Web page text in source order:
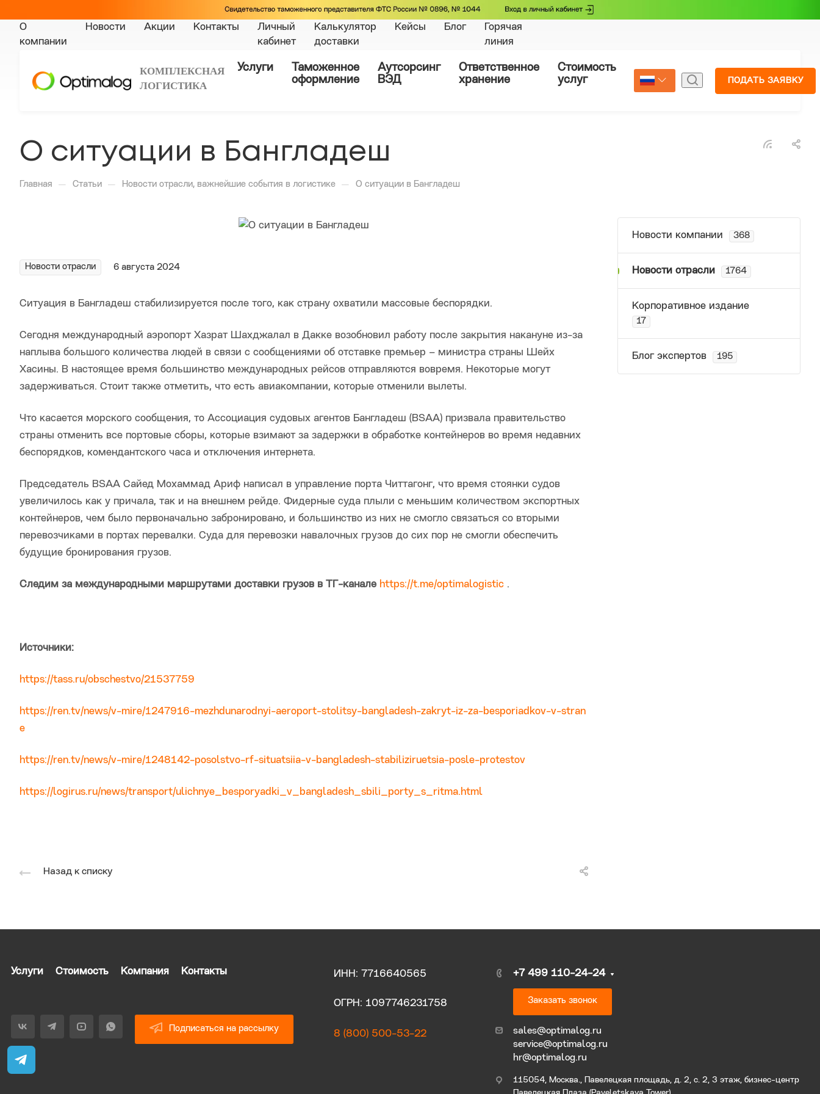
О
компании
Новости Акции Контакты
Личный
кабинет
Калькулятор
доставки
Кейсы Блог
Горячая
линия
КОМПЛЕКСНАЯ
ЛОГИСТИКА
Услуги
Таможенное
оформление
Аутсорсинг
ВЭД
Ответственное
хранение
Стоимость
услуг
Страхование
Select Language
ПОДАТЬ ЗАЯВКУ
О ситуации в Бангладеш
Главная — Статьи — Новости отрасли, важнейшие события в логистике — О ситуации в Бангладеш
Новости отрасли 6 августа 2024
Ситуация в Бангладеш стабилизируется после того, как страну охватили массовые беспорядки.
Сегодня международный аэропорт Хазрат Шахджалал в Дакке возобновил работу после закрытия накануне из-за
наплыва большого количества людей в связи с сообщениями об отставке премьер – министра страны Шейх
Хасины. В настоящее время большинство международных рейсов отправляются вовремя. Некоторые могут
задерживаться. Стоит также отметить, что есть авиакомпании, которые отменили вылеты.
Что касается морского сообщения, то Ассоциация судовых агентов Бангладеш (BSAA) призвала правительство
страны отменить все портовые сборы, которые взимают за задержки в обработке контейнеров во время недавних
беспорядков, комендантского часа и отключения интернета.
Председатель BSAA Сайед Мохаммад Ариф написал в управление порта Читтагонг, что время стоянки судов
увеличилось как у причала, так и на внешнем рейде. Фидерные суда плыли с меньшим количеством экспортных
контейнеров, чем было первоначально забронировано, и большинство из них не смогло связаться со вторыми
перевозчиками в портах перевалки. Суда для перевозки навалочных грузов до сих пор не смогли обеспечить
будущие бронирования грузов.
Следим за международными маршрутами доставки грузов в ТГ-канале https://t.me/optimalogistic .
Источники:
https://tass.ru/obschestvo/21537759
https://ren.tv/news/v-mire/1247916-mezhdunarodnyi-aeroport-stolitsy-bangladesh-zakryt-iz-za-besporiadkov-v-stran
e
https://ren.tv/news/v-mire/1248142-posolstvo-rf-situatsiia-v-bangladesh-stabiliziruetsia-posle-protestov
https://logirus.ru/news/transport/ulichnye_besporyadki_v_bangladesh_sbili_porty_s_ritma.html
Назад к списку
Новости компании 368
Новости отрасли 1764
Корпоративное издание
17
Блог экспертов 195
Услуги Стоимость Компания Контакты
Подписаться на рассылку
ИНН: 7716640565
ОГРН: 1097746231758
8 (800) 500-53-22
+7 499 110-24-24
Заказать звонок
sales@optimalog.ru
service@optimalog.ru
hr@optimalog.ru
115054, Москва., Павелецкая площадь, д. 2, с. 2, 3 этаж, бизнес-центр